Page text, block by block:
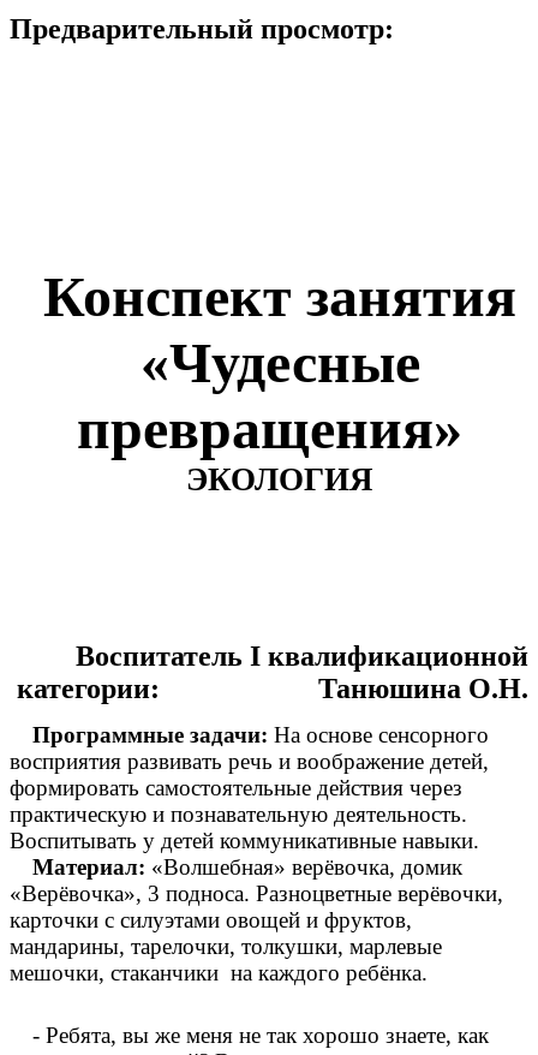
Предварительный просмотр:
Конспект занятия
«Чудесные
превращения»
ЭКОЛОГИЯ
Воспитатель I квалификационной
категории: Танюшина О.Н.
Программные задачи: На основе сенсорного
восприятия развивать речь и воображение детей,
формировать самостоятельные действия через
практическую и познавательную деятельность.
Воспитывать у детей коммуникативные навыки.
Материал: «Волшебная» верёвочка, домик
«Верёвочка», 3 подноса. Разноцветные верёвочки,
карточки с силуэтами овощей и фруктов,
мандарины, тарелочки, толкушки, марлевые
мешочки, стаканчики на каждого ребёнка.
- Ребята, вы же меня не так хорошо знаете, как